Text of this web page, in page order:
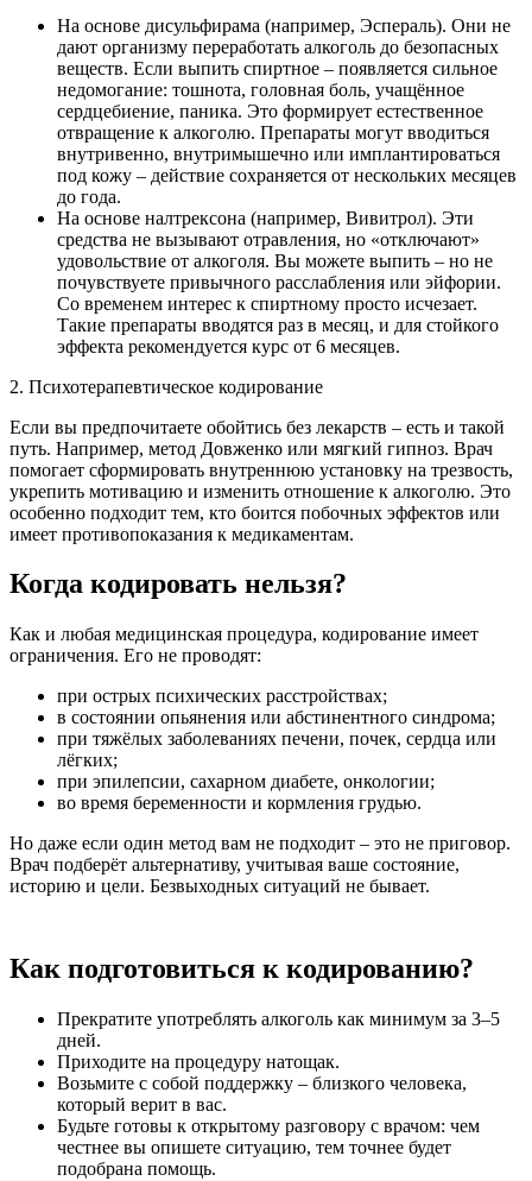
На основе дисульфирама (например, Эспераль). Они не
дают организму переработать алкоголь до безопасных
веществ. Если выпить спиртное – появляется сильное
недомогание: тошнота, головная боль, учащённое
сердцебиение, паника. Это формирует естественное
отвращение к алкоголю. Препараты могут вводиться
внутривенно, внутримышечно или имплантироваться
под кожу – действие сохраняется от нескольких месяцев
до года.
На основе налтрексона (например, Вивитрол). Эти
средства не вызывают отравления, но «отключают»
удовольствие от алкоголя. Вы можете выпить – но не
почувствуете привычного расслабления или эйфории.
Со временем интерес к спиртному просто исчезает.
Такие препараты вводятся раз в месяц, и для стойкого
эффекта рекомендуется курс от 6 месяцев.
2. Психотерапевтическое кодирование
Если вы предпочитаете обойтись без лекарств – есть и такой
путь. Например, метод Довженко или мягкий гипноз. Врач
помогает сформировать внутреннюю установку на трезвость,
укрепить мотивацию и изменить отношение к алкоголю. Это
особенно подходит тем, кто боится побочных эффектов или
имеет противопоказания к медикаментам.
Когда кодировать нельзя?
Как и любая медицинская процедура, кодирование имеет
ограничения. Его не проводят:
при острых психических расстройствах;
в состоянии опьянения или абстинентного синдрома;
при тяжёлых заболеваниях печени, почек, сердца или
лёгких;
при эпилепсии, сахарном диабете, онкологии;
во время беременности и кормления грудью.
Но даже если один метод вам не подходит – это не приговор.
Врач подберёт альтернативу, учитывая ваше состояние,
историю и цели. Безвыходных ситуаций не бывает.
Как подготовиться к кодированию?
Прекратите употреблять алкоголь как минимум за 3–5
дней.
Приходите на процедуру натощак.
Возьмите с собой поддержку – близкого человека,
который верит в вас.
Будьте готовы к открытому разговору с врачом: чем
честнее вы опишете ситуацию, тем точнее будет
подобрана помощь.